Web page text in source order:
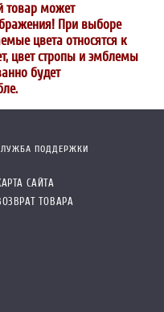
товар может
При выборе
цвета относятся к
цвет стропы и эмблемы
будет
ПОДДЕРЖКИ
САЙТА
ТОВАРА